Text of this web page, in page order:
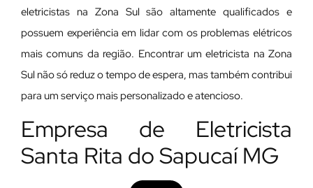
eletricistas na Zona Sul são altamente qualificados e
possuem experiência em lidar com os problemas elétricos
mais comuns da região. Encontrar um eletricista na Zona
Sul não só reduz o tempo de espera, mas também contribui
para um serviço mais personalizado e atencioso.
Empresa de Eletricista
Santa Rita do Sapucaí MG